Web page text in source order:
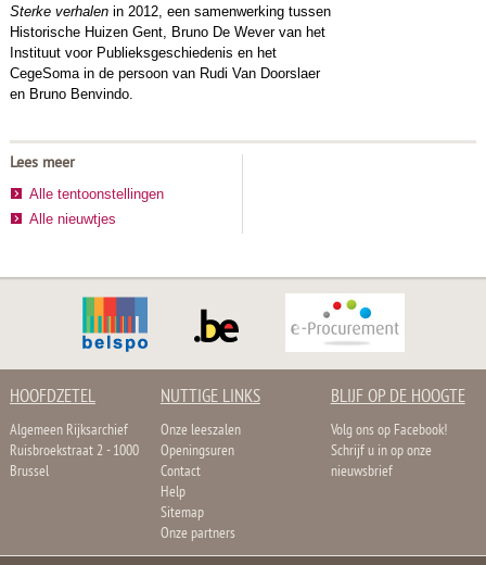
Sterke verhalenin 2012, een samenwerking tussen
Historische Huizen Gent, Bruno De Wever van het
Instituut voor Publieksgeschiedenis en het
CegeSoma in de persoon van Rudi Van Doorslaer
en Bruno Benvindo.
Lees meer
Alle tentoonstellingen
Alle nieuwtjes
HOOFDZETEL
Algemeen Rijksarchief
Ruisbroekstraat 2 - 1000
Brussel
NUTTIGE LINKS
Onze leeszalen
Openingsuren
Contact
Help
Sitemap
Onze partners
BLIJF OP DE HOOGTE
Volg ons op Facebook!
Schrijf u in op onze
nieuwsbrief